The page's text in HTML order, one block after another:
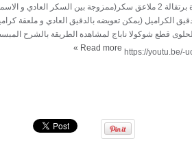
المقادير: 50غ زبدة قشرة برتقالة 2 ملاعق سكر(ممزوجة بين السكر العادي و
بودرة اللوز 200غ دقيق الكراميل (يمكن تعويضه بالدقيق العادي و ملعقة
قطع شوكولا ناباج لمشاهدة الطريقة بالشرح
Read more
»